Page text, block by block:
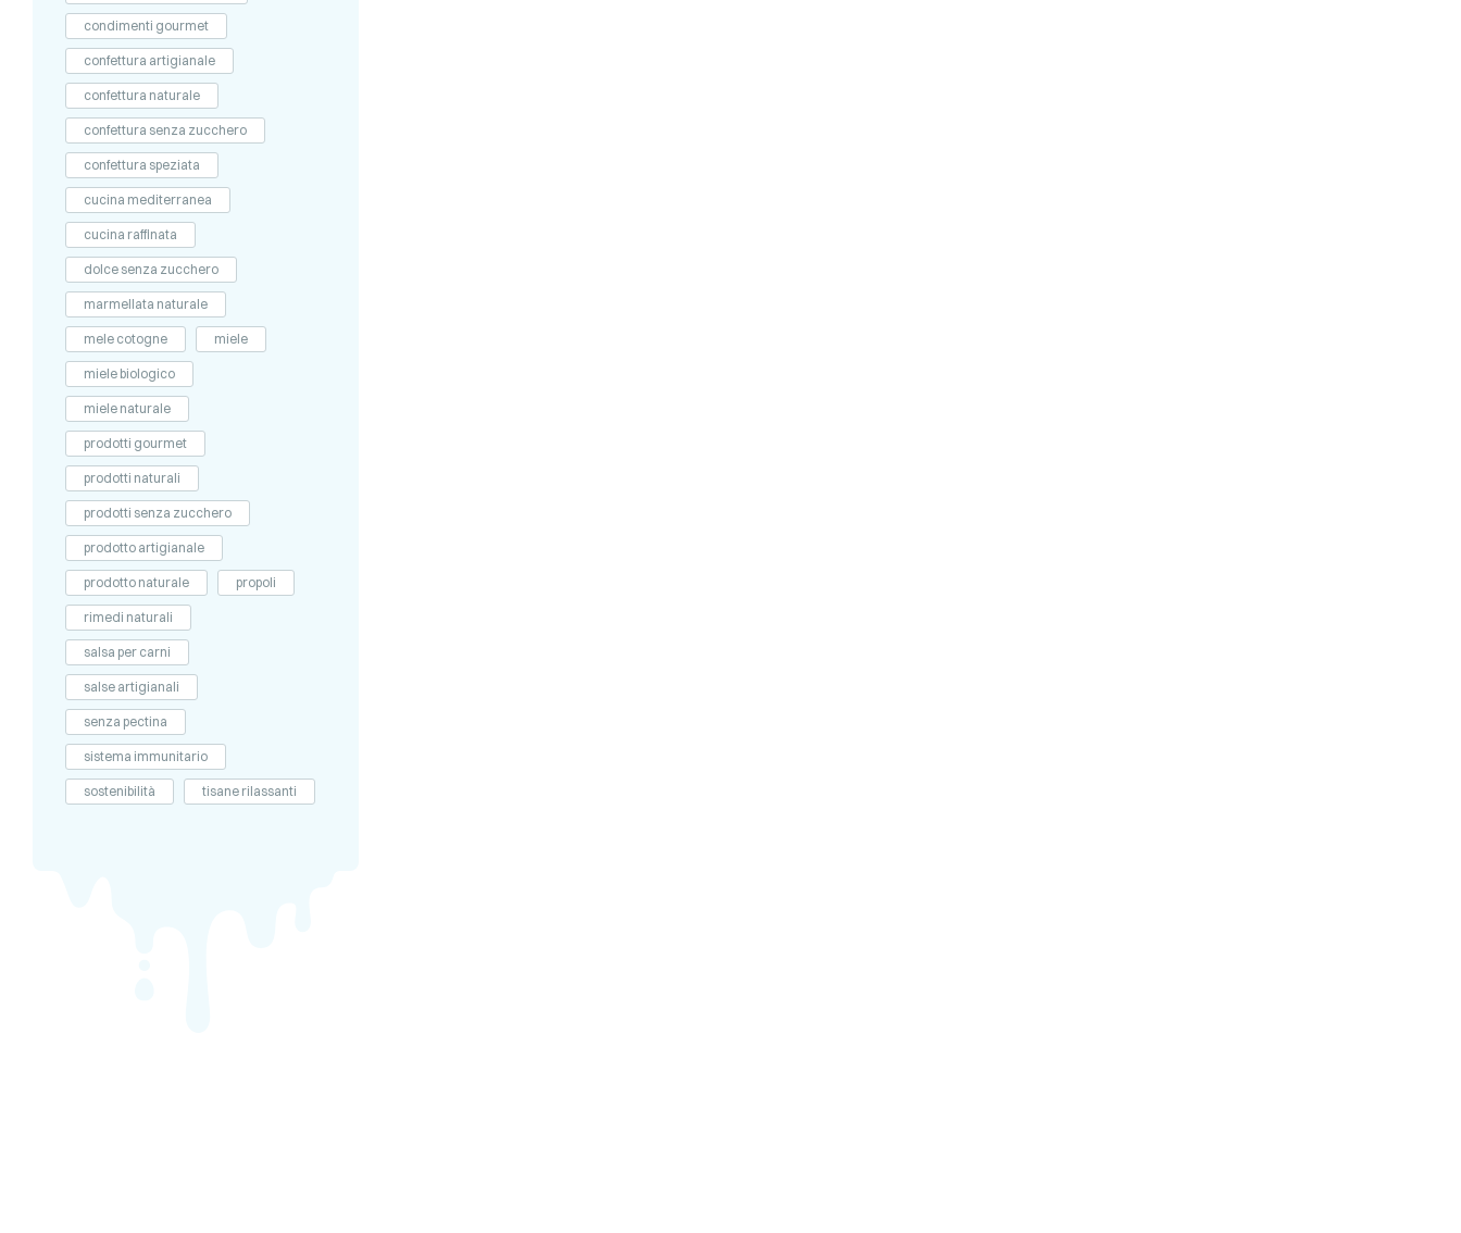
condimenti gourmet
confettura artigianale
confettura naturale
confettura senza zucchero
confettura speziata
cucina mediterranea
cucina raffinata
dolce senza zucchero
marmellata naturale
mele cotogne miele
miele biologico
miele naturale
prodotti gourmet
prodotti naturali
prodotti senza zucchero
prodotto artigianale
prodotto naturale propoli
rimedi naturali
salsa per carni
salse artigianali
senza pectina
sistema immunitario
sostenibilità tisane rilassanti